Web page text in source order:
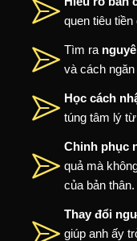
quen tiêu
Tìm ra
và cách
Học cách
túng tâm lý
Chinh phục
quả mà
của bản thân.
Thay đổi
giúp anh ấy